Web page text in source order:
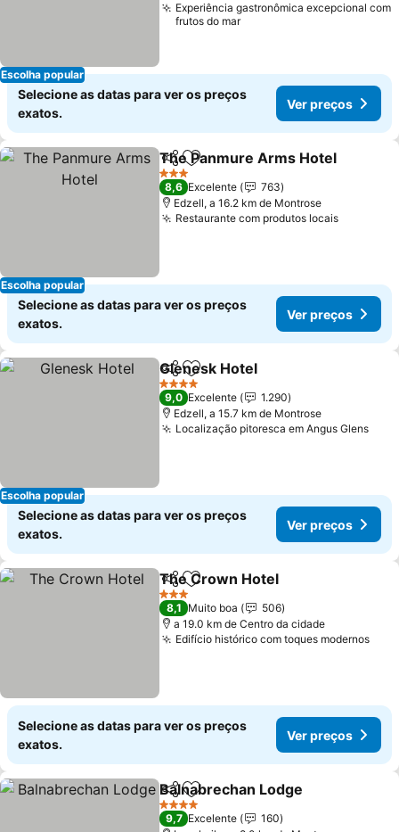
Escolha popular
Experiência gastronômica excepcional com
frutos do mar
Selecione as datas para ver os preços
exatos.
Ver preços
Escolha popular
PartilharAdicionar aos favoritos
The Panmure Arms Hotel
3 Estrelas
8,6 Excelente
763
Edzell, a 16.2 km de Montrose
Restaurante com produtos locais
Selecione as datas para ver os preços
exatos.
Ver preços
Escolha popular
PartilharAdicionar aos favoritos
Glenesk Hotel
4 Estrelas
9,0 Excelente
1.290
Edzell, a 15.7 km de Montrose
Localização pitoresca em Angus Glens
Selecione as datas para ver os preços
exatos.
Ver preços
PartilharAdicionar aos favoritos
The Crown Hotel
3 Estrelas
8,1 Muito boa
506
a 19.0 km de Centro da cidade
Edifício histórico com toques modernos
Selecione as datas para ver os preços
exatos.
Ver preços
PartilharAdicionar aos favoritos
Balnabrechan Lodge
4 Estrelas
9,7 Excelente
160